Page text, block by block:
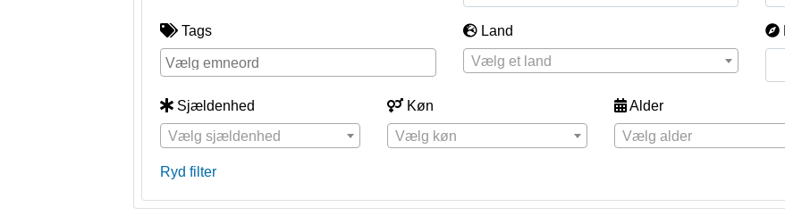
Tags
Land
Vælg et land
Sjældenhed
Vælg sjældenhed
Køn
Vælg køn
Alder
Vælg alder
Ryd filter